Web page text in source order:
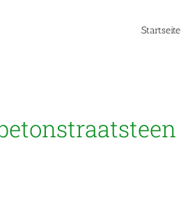
Startseite